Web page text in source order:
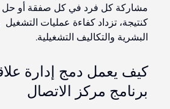
مشاركة كل فرد في كل صفقة أو حل
كنتيجة، تزداد كفاءة عمليات
البشرية والتكاليف التشغيلية.
كيف يعمل دمج إدارة
برنامج مركز الاتصال